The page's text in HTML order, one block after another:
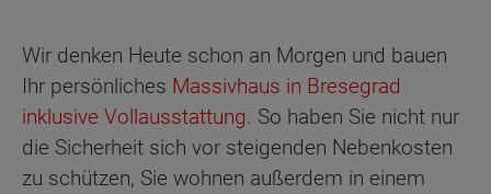
Wir denken Heute schon an Morgen und bauen
Ihr persönliches Massivhaus in Bresegrad
inklusive Vollausstattung. So haben Sie nicht nur
die Sicherheit sich vor steigenden Nebenkosten
zu schützen, Sie wohnen außerdem in einem